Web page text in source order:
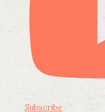
Subscribe